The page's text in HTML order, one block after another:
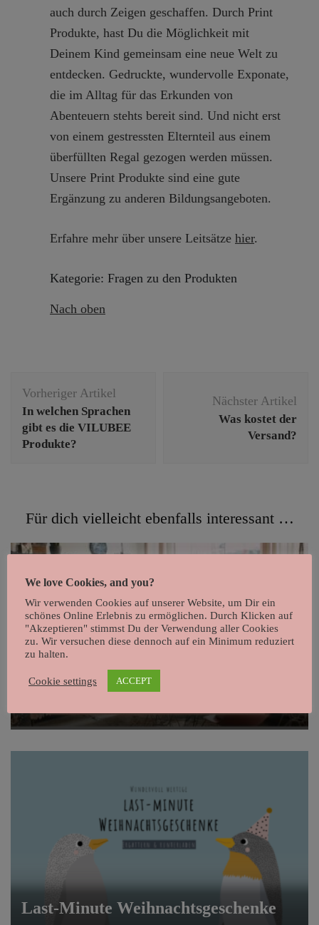
auch durch Zeigen geschaffen. Durch Print
Produkte, hast Du die Möglichkeit mit
Deinem Kind gemeinsam eine neue Welt zu
entdecken. Gedruckte, wundervolle Exponate,
die im Alltag für das Erkunden von
Abenteuern stehts bereit sind. Und nicht erst
von einem gestressten Elternteil aus einem
überfüllten Regal gezogen werden müssen.
Unsere Print Produkte sind eine gute
Ergänzung zu anderen Bildungsangeboten.
Erfahre mehr über unsere Leitsätze hier.
Kategorie: Fragen zu den Produkten
Nach oben
Vorheriger Artikel
In welchen Sprachen
gibt es die VILUBEE
Produkte?
Nächster Artikel
Was kostet der
Versand?
Für dich vielleicht ebenfalls interessant …
Wildflower Print Session @Oständ
Last-Minute Weihnachtsgeschenke
We love Cookies, and you?
Wir verwenden Cookies auf unserer Website, um Dir ein
schönes Online Erlebnis zu ermöglichen. Durch Klicken auf
"Akzeptieren" stimmst Du der Verwendung aller Cookies
zu. Wir versuchen diese dennoch auf ein Minimum reduziert
zu halten.
Cookie settings ACCEPT